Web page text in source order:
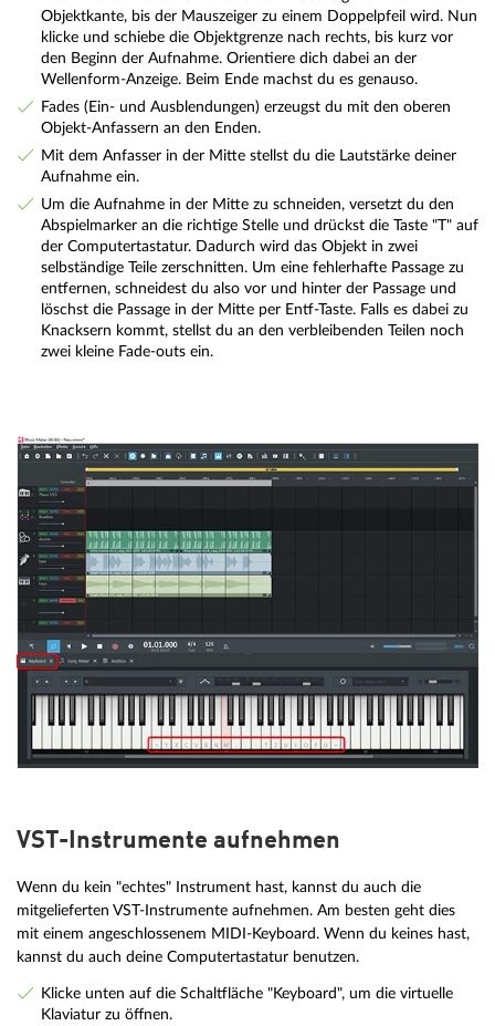
Objektkante, bis der Mauszeiger zu einem Doppelpfeil wird. Nun
klicke und schiebe die Objektgrenze nach rechts, bis kurz vor
den Beginn der Aufnahme. Orientiere dich dabei an der
Wellenform-Anzeige. Beim Ende machst du es genauso.
Fades (Ein- und Ausblendungen) erzeugst du mit den oberen
Objekt-Anfassern an den Enden.
Mit dem Anfasser in der Mitte stellst du die Lautstärke deiner
Aufnahme ein.
Um die Aufnahme in der Mitte zu schneiden, versetzt du den
Abspielmarker an die richtige Stelle und drückst die Taste "T" auf
der Computertastatur. Dadurch wird das Objekt in zwei
selbständige Teile zerschnitten. Um eine fehlerhafte Passage zu
entfernen, schneidest du also vor und hinter der Passage und
löschst die Passage in der Mitte per Entf-Taste. Falls es dabei zu
Knacksern kommt, stellst du an den verbleibenden Teilen noch
zwei kleine Fade-outs ein.
VST-Instrumente aufnehmen
Wenn du kein "echtes" Instrument hast, kannst du auch die
mitgelieferten VST-Instrumente aufnehmen. Am besten geht dies
mit einem angeschlossenem MIDI-Keyboard. Wenn du keines hast,
kannst du auch deine Computertastatur benutzen.
Klicke unten auf die Schaltfläche "Keyboard", um die virtuelle
Klaviatur zu öffnen.